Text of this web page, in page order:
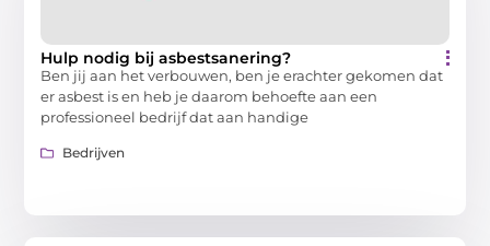
Hulp nodig bij asbestsanering?
Ben jij aan het verbouwen, ben je erachter gekomen dat
er asbest is en heb je daarom behoefte aan een
professioneel bedrijf dat aan handige
Bedrijven